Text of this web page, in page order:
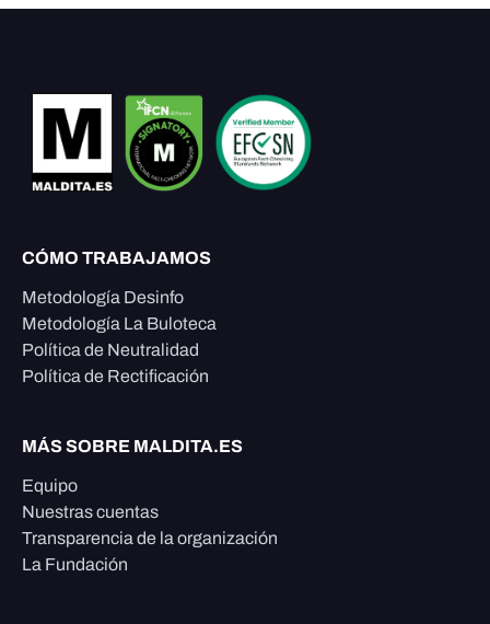
CÓMO TRABAJAMOS
Metodología Desinfo
Metodología La Buloteca
Política de Neutralidad
Política de Rectificación
MÁS SOBRE MALDITA.ES
Equipo
Nuestras cuentas
Transparencia de la organización
La Fundación